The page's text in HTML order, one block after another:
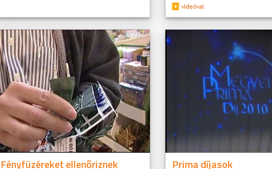
Fényfüzéreket ellenőriznek Prima díjasok